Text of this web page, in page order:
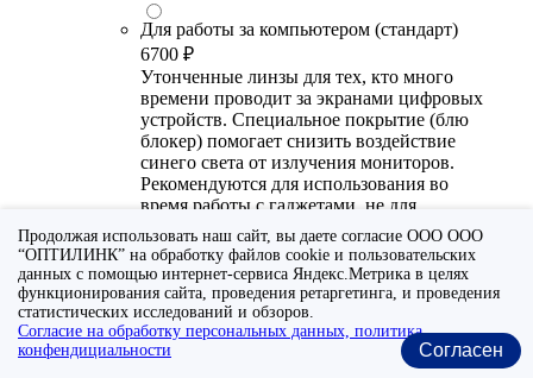
Для работы за компьютером (стандарт)
6700 ₽
Утонченные линзы для тех, кто много
времени проводит за экранами цифровых
устройств. Специальное покрытие (блю
блокер) помогает снизить воздействие
синего света от излучения мониторов.
Рекомендуются для использования во
время работы с гаджетами, не для
постоянного ношения. Линзы
производства Сербии или Ю.-В. Азии.
Для работы за компьютером (премиум)
20300 ₽
Универсальные утонченные линзы для
тех, кто много времени проводит за
Продолжая использовать наш сайт, вы даете согласие ООО ООО
“ОПТИЛИНК” на обработку файлов cookie и пользовательских
данных с помощью интернет-сервиса Яндекс.Метрика в целях
функционирования сайта, проведения ретаргетинга, и проведения
статистических исследований и обзоров.
Согласие на обработку персональных данных, политика
конфендициальности
Согласен